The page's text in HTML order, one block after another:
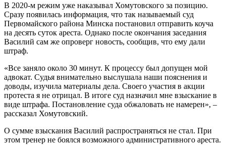
В 2020-м режим уже наказывал Хомутовского за позицию.
Сразу появилась информация, что так называемый суд
Первомайского района Минска постановил отправить коуча
на десять суток ареста. Однако после окончания заседания
Василий сам же опроверг новость, сообщив, что ему дали
штраф.
«Все заняло около 30 минут. К процессу был допущен мой
адвокат. Судья внимательно выслушала наши пояснения и
доводы, изучила материалы дела. Своего участия в акции
протеста я не отрицал. В итоге суд назначил мне взыскание в
виде штрафа. Постановление суда обжаловать не намерен», –
рассказал Хомутовский.
О сумме взыскания Василий распространяться не стал. При
этом тренер не боялся возможного административного ареста.